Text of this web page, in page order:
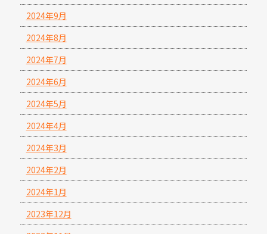
2024年9月
2024年8月
2024年7月
2024年6月
2024年5月
2024年4月
2024年3月
2024年2月
2024年1月
2023年12月